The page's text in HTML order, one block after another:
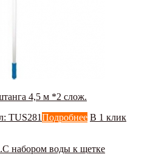
4,5 м *2 слож.
TUS281Подробнее В 1 клик
набором воды к щетке